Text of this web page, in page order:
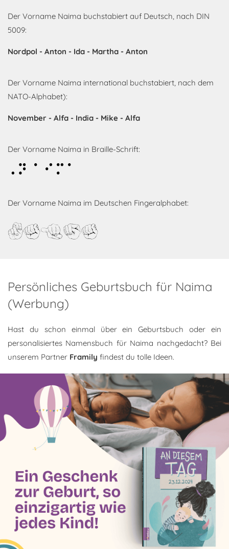
Der Vorname Naima buchstabiert auf Deutsch, nach DIN
5009:
Nordpol - Anton - Ida - Martha - Anton
Der Vorname Naima international buchstabiert, nach dem
NATO-Alphabet):
November - Alfa - India - Mike - Alfa
Der Vorname Naima in Braille-Schrift:
Naima
Der Vorname Naima im Deutschen Fingeralphabet:
Naima
Persönliches Geburtsbuch für Naima
(Werbung)
Hast du schon einmal über ein Geburtsbuch oder ein
personalisiertes Namensbuch für Naima nachgedacht? Bei
unserem Partner Framily findest du tolle Ideen.